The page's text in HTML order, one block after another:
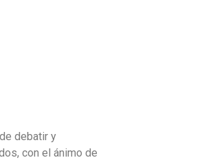
debatir y
con el ánimo de